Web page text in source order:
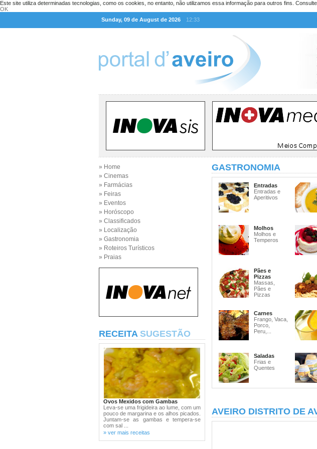
Este site utiliza determinadas tecnologias, como os cookies, no entanto, não utilizamos essa informação para outros fins.
OK
Sunday, 09 de August de 2026
12:33
» Home
» Cinemas
» Farmácias
» Feiras
» Eventos
» Horóscopo
» Classificados
» Localização
» Gastronomia
» Roteiros Turísticos
» Praias
RECEITA SUGESTÃO
Ovos Mexidos com Gambas
Leva-se uma frigideira ao lume, com um
pouco de margarina e os alhos picados.
Juntam-se as gambas e tempera-se
com sal ...
» ver mais receitas
GASTRONOMIA
Entradas
Entradas e
Aperitivos
Molhos
Molhos e
Temperos
Pães e
Pizzas
Massas,
Pães e
Pizzas
Carnes
Frango, Vaca,
Porco,
Peru,...
Saladas
Frias e
Quentes
AVEIRO DISTRITO DE